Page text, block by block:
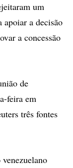
um
apoiar a decisão
a concessão
de
feira em
três fontes